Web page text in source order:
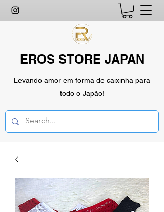
EROS STORE JAPAN
Levando amor em forma de caixinha para
todo o Japão!